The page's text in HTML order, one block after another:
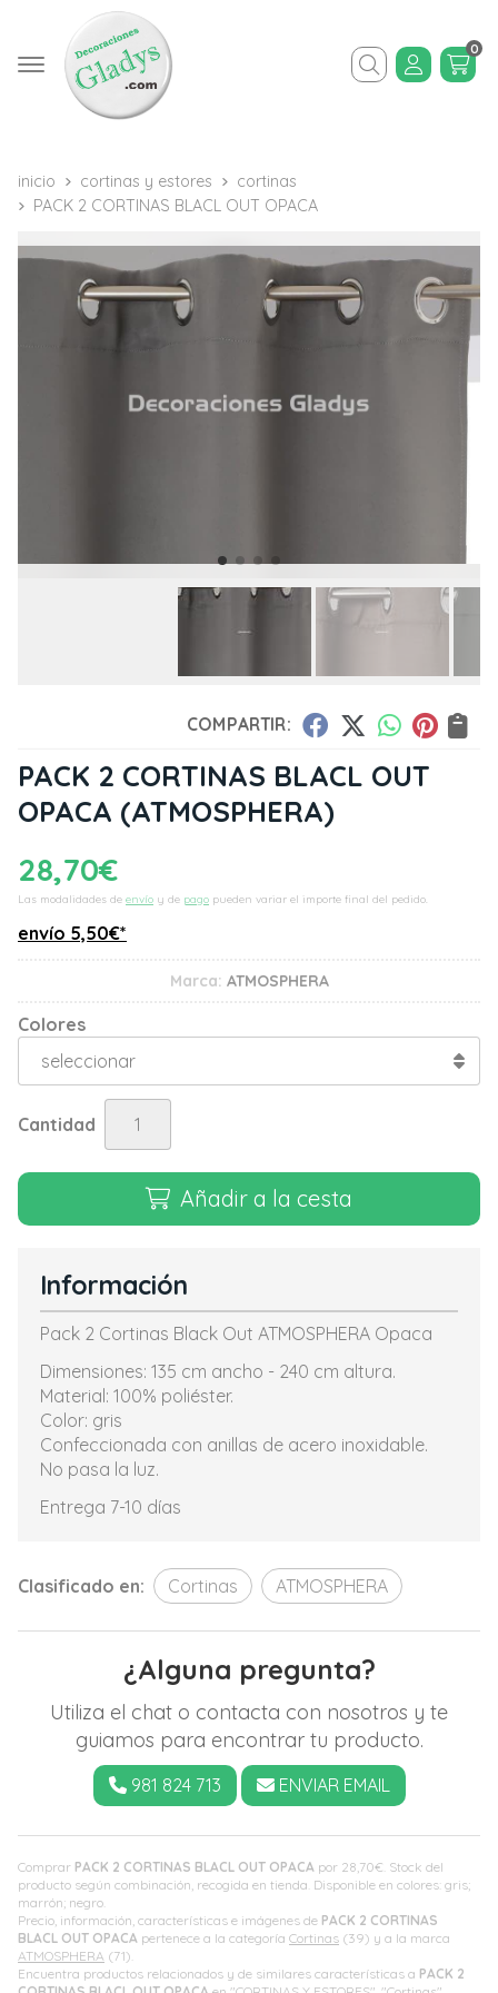
Buscar
0
inicio cortinas y estores
cortinas
PACK 2 CORTINAS BLACL OUT OPACA
COMPARTIR:
PACK 2 CORTINAS BLACL OUT
OPACA (ATMOSPHERA)
28,70€
Las modalidades de envío y de pago pueden variar el importe final del pedido.
envío 5,50€*
Marca: ATMOSPHERA
Colores
Cantidad
Añadir a la cesta
Comprar PACK 2 CORTINAS BLACL OUT OPACA por 28,70€ . Stock del
producto según combinación, recogida en tienda. Disponible en colores: gris;
marrón; negro.
Precio, información, características e imágenes de PACK 2 CORTINAS
BLACL OUT OPACA pertenece a la categoría Cortinas (39) y a la marca
ATMOSPHERA (71).
Encuentra productos relacionados y de similares características a PACK 2
Información
Pack 2 Cortinas Black Out ATMOSPHERA Opaca
Dimensiones: 135 cm ancho - 240 cm altura.
Material: 100% poliéster.
Color: gris
Confeccionada con anillas de acero inoxidable.
No pasa la luz.
Entrega 7-10 días
Clasificado en: Cortinas ATMOSPHERA
¿Alguna pregunta?
Utiliza el chat o contacta con nosotros y te
guiamos para encontrar tu producto.
981 824 713 ENVIAR EMAIL